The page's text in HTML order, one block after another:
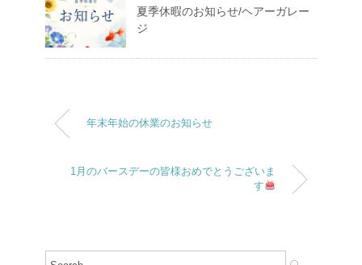
夏季休暇のお知らせ/ヘアーガレー
ジ
年末年始の休業のお知らせ
1月のバースデーの皆様おめでとうございま
す